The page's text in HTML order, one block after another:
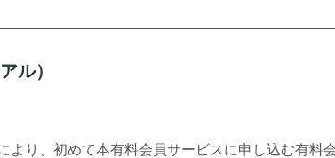
ル）
より、初めて本有料会員サービスに申し込む有